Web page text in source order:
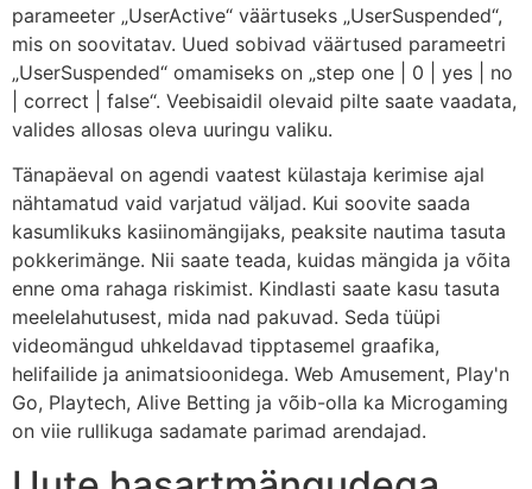
parameeter „UserActive“ väärtuseks „UserSuspended“,
mis on soovitatav. Uued sobivad väärtused parameetri
„UserSuspended“ omamiseks on „step one | 0 | yes | no
| correct | false“. Veebisaidil olevaid pilte saate vaadata,
valides allosas oleva uuringu valiku.
Tänapäeval on agendi vaatest külastaja kerimise ajal
nähtamatud vaid varjatud väljad. Kui soovite saada
kasumlikuks kasiinomängijaks, peaksite nautima tasuta
pokkerimänge. Nii saate teada, kuidas mängida ja võita
enne oma rahaga riskimist. Kindlasti saate kasu tasuta
meelelahutusest, mida nad pakuvad. Seda tüüpi
videomängud uhkeldavad tipptasemel graafika,
helifailide ja animatsioonidega. Web Amusement, Play'n
Go, Playtech, Alive Betting ja võib-olla ka Microgaming
on viie rullikuga sadamate parimad arendajad.